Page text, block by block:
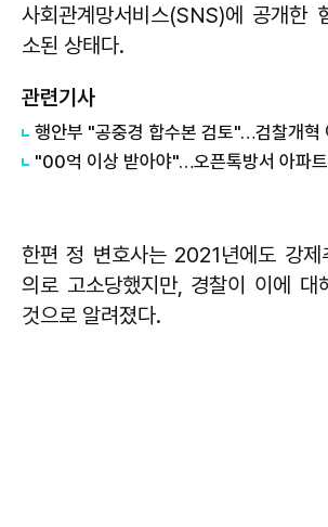
사회관계망서비스(SNS)에 공개한
소된 상태다.
관련기사
한편 정 변호사는 2021년에도 강제
의로 고소당했지만, 경찰이 이에 대
것으로 알려졌다.